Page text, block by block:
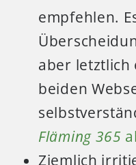
empfehlen.
aber letztlich
beiden
Fläming 365
Ziemlich